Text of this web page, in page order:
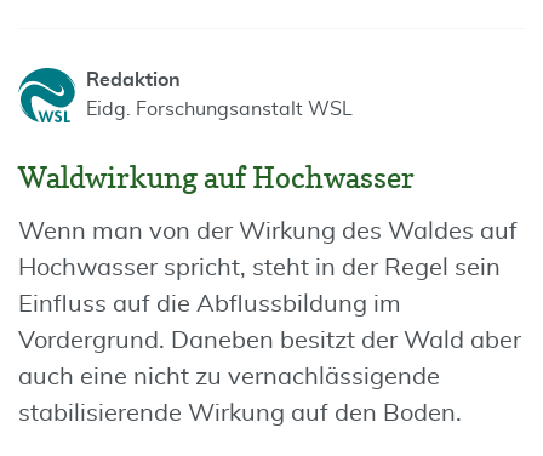
Redaktion
Eidg. Forschungsanstalt WSL
Waldwirkung auf Hochwasser
Wenn man von der Wirkung des Waldes auf
Hochwasser spricht, steht in der Regel sein
Einfluss auf die Abflussbildung im
Vordergrund. Daneben besitzt der Wald aber
auch eine nicht zu vernachlässigende
stabilisierende Wirkung auf den Boden.